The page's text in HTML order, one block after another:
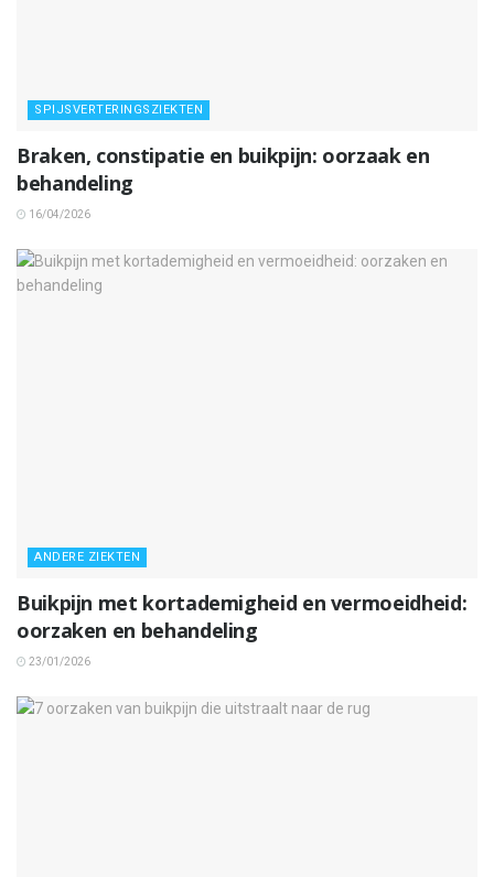
SPIJSVERTERINGSZIEKTEN
Braken, constipatie en buikpijn: oorzaak en
behandeling
16/04/2026
ANDERE ZIEKTEN
Buikpijn met kortademigheid en vermoeidheid:
oorzaken en behandeling
23/01/2026